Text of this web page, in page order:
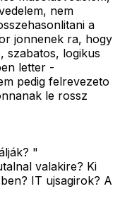
nem
a
jonnenek ra, hogy
szabatos, logikus
letter -
pedig felrevezeto
le rossz
"
valakire? Ki
IT ujsagirok? A